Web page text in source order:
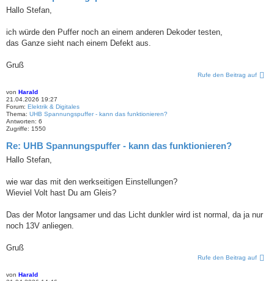
Hallo Stefan,
ich würde den Puffer noch an einem anderen Dekoder testen,
das Ganze sieht nach einem Defekt aus.
Gruß
Rufe den Beitrag auf
von Harald
21.04.2026 19:27
Forum: Elektrik & Digitales
Thema: UHB Spannungspuffer - kann das funktionieren?
Antworten: 6
Zugriffe: 1550
Re: UHB Spannungspuffer - kann das funktionieren?
Hallo Stefan,
wie war das mit den werkseitigen Einstellungen?
Wieviel Volt hast Du am Gleis?
Das der Motor langsamer und das Licht dunkler wird ist normal, da ja nur
noch 13V anliegen.
Gruß
Rufe den Beitrag auf
von Harald